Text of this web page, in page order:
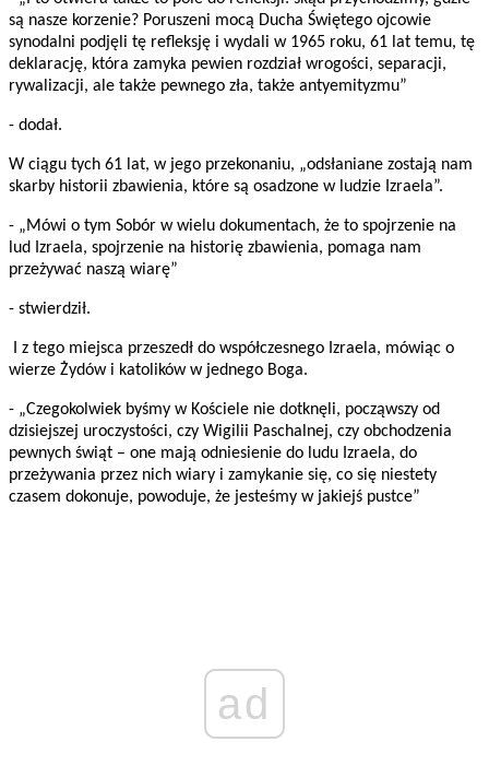
są nasze korzenie? Poruszeni mocą Ducha Świętego ojcowie
synodalni podjęli tę refleksję i wydali w 1965 roku, 61 lat temu, tę
deklarację, która zamyka pewien rozdział wrogości, separacji,
rywalizacji, ale także pewnego zła, także antyemityzmu”
- dodał.
W ciągu tych 61 lat, w jego przekonaniu, „odsłaniane zostają nam
skarby historii zbawienia, które są osadzone w ludzie Izraela”.
- „Mówi o tym Sobór w wielu dokumentach, że to spojrzenie na
lud Izraela, spojrzenie na historię zbawienia, pomaga nam
przeżywać naszą wiarę”
- stwierdził.
I z tego miejsca przeszedł do współczesnego Izraela, mówiąc o
wierze Żydów i katolików w jednego Boga.
- „Czegokolwiek byśmy w Kościele nie dotknęli, począwszy od
dzisiejszej uroczystości, czy Wigilii Paschalnej, czy obchodzenia
pewnych świąt – one mają odniesienie do ludu Izraela, do
przeżywania przez nich wiary i zamykanie się, co się niestety
czasem dokonuje, powoduje, że jesteśmy w jakiejś pustce”
ad